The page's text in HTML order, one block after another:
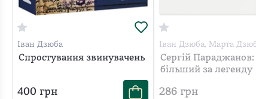
Іван Дзюба
Спростування звинувачень
400 грн
Іван Дзюба, Марта Дзюба
Сергій Параджанов:
більший за легенду
286грн